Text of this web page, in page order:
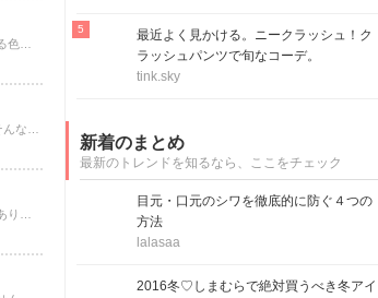
最近よく見かける。ニークラッシュ！ク
ラッシュパンツで旬なコーデ。
tink.sky
新着のまとめ
最新のトレンドを知るなら、ここをチェック
目元・口元のシワを徹底的に防ぐ４つの
方法
lalasaa
2016冬♡しまむらで絶対買うべき冬アイ